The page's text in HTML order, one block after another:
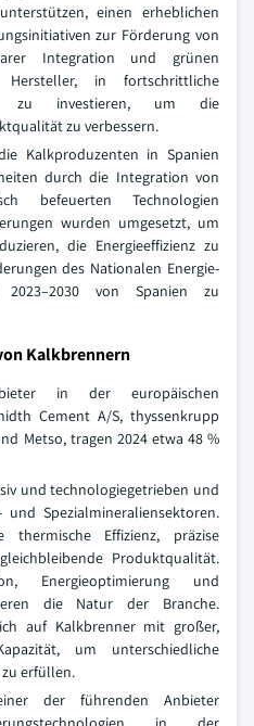
einen erheblichen
zur Förderung von
Integration und grünen
Hersteller, in fortschrittliche
zu investieren, um die
zu verbessern.
Kalkproduzenten in Spanien
durch die Integration von
befeuerten Technologien
wurden umgesetzt, um
die Energieeffizienz zu
des Nationalen Energie-
2023–2030 von Spanien zu
Kalkbrennern
in der europäischen
Cement A/S, thyssenkrupp
Metso, tragen 2024 etwa 48 %
und technologiegetrieben und
Spezialmineraliensektoren.
Effizienz, präzise
Produktqualität.
Energieoptimierung und
die Natur der Branche.
auf Kalkbrenner mit großer,
um unterschiedliche
erfüllen.
der führenden Anbieter